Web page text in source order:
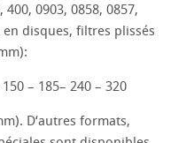
400, 0903, 0858, 0857,
disques, filtres plissés
– 185– 240 – 320
D‘autres formats,